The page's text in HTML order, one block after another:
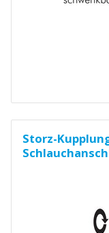
Storz-